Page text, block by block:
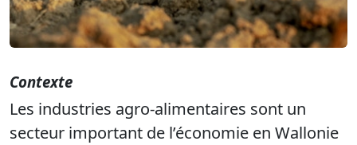
Contexte
Les industries agro-alimentaires sont un
secteur important de l’économie en Wallonie